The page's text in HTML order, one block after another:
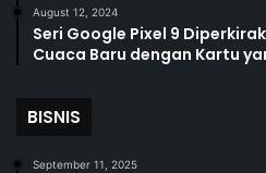
August 12, 2024
Seri Google Pixel 9
Cuaca Baru dengan Kartu
BISNIS
September 11, 2025